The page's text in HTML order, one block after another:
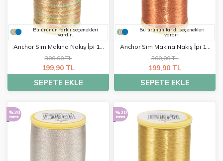
Bu ürünün farklı seçenekleri
vardır.
Anchor Sim Makina Nakış İpi 10
Gr - 0006
300,00 TL
199,90 TL
SEPETE EKLE
Bu ürünün farklı seçenekleri
vardır.
Anchor Sim Makina Nakış İpi 10
Gr - 0007
300,00 TL
199,90 TL
SEPETE EKLE
%20
indirimli
%20
indirimli